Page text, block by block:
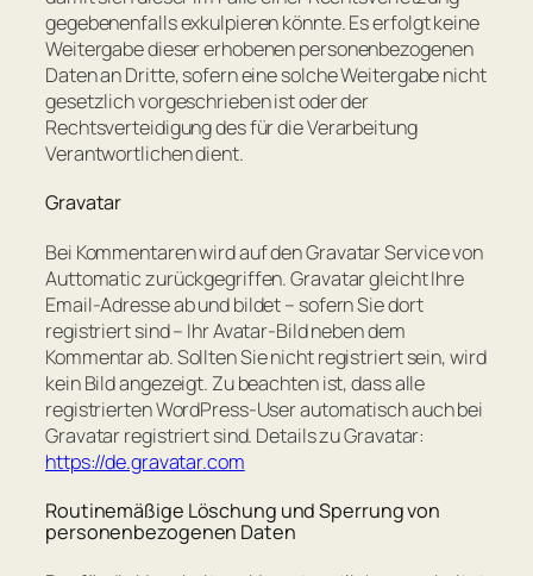
gegebenenfalls exkulpieren könnte. Es erfolgt keine
Weitergabe dieser erhobenen personenbezogenen
Daten an Dritte, sofern eine solche Weitergabe nicht
gesetzlich vorgeschrieben ist oder der
Rechtsverteidigung des für die Verarbeitung
Verantwortlichen dient.
Gravatar
Bei Kommentaren wird auf den Gravatar Service von
Auttomatic zurückgegriffen. Gravatar gleicht Ihre
Email-Adresse ab und bildet – sofern Sie dort
registriert sind – Ihr Avatar-Bild neben dem
Kommentar ab. Sollten Sie nicht registriert sein, wird
kein Bild angezeigt. Zu beachten ist, dass alle
registrierten WordPress-User automatisch auch bei
Gravatar registriert sind. Details zu Gravatar:
https://de.gravatar.com
Routinemäßige Löschung und Sperrung von
personenbezogenen Daten